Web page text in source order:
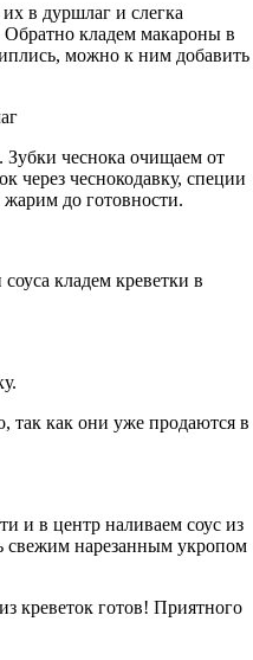
в дуршлаг и слегка
кладем макароны в
можно к ним добавить
чеснока очищаем от
через чеснокодавку, специи
до готовности.
кладем креветки в
так как они уже продаются в
и в центр наливаем соус из
свежим нарезанным укропом
креветок готов! Приятного